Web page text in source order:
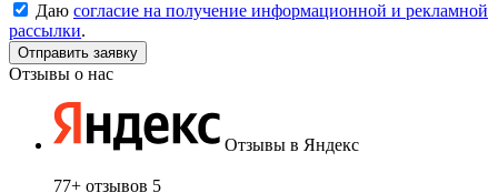
Даю согласие на получение информационной и рекламной
рассылки.
Отзывы о нас
Отзывы в Яндекс
77+ отзывов 5